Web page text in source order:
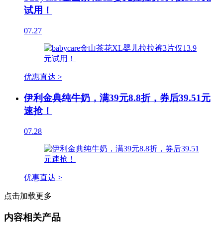
试用！
07.27
优惠直达 >
伊利金典纯牛奶，满39元8.8折，券后39.51元
速抢！
07.28
优惠直达 >
点击加载更多
内容相关产品